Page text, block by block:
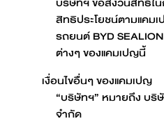
สิทธิประโยชน์ตามแคม
รถยนต์ BYD
ต่างๆ ของแคมเปญนี้
เงื่อนไขอื่นๆ ของแคมเปญ
“บริษัทฯ” หมายถึง บริ
จำกัด